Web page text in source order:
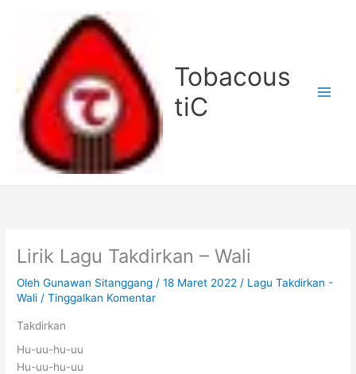
Tobacous
tiC
Lirik Lagu Takdirkan – Wali
OlehGunawan Sitanggang /18 Maret 2022 / Lagu Takdirkan -
Wali /Tinggalkan Komentar
Takdirkan
Hu-uu-hu-uu
Hu-uu-hu-uu